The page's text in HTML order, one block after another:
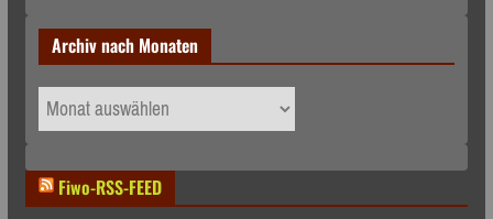
Archiv nach Monaten
Archiv
nach
Fiwo-RSS-FEED